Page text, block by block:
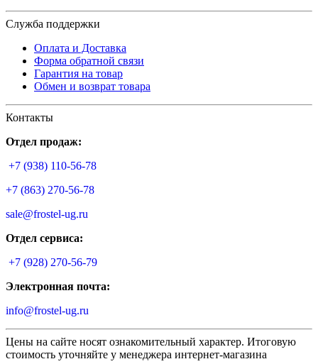
Служба поддержки
Оплата и Доставка
Форма обратной связи
Гарантия на товар
Обмен и возврат товара
Контакты
Отдел продаж:
+7 (938) 110-56-78
+7 (863) 270-56-78
sale@frostel-ug.ru
Отдел сервиса:
+7 (928) 270-56-79
Электронная почта:
info@frostel-ug.ru
Цены на сайте носят ознакомительный характер. Итоговую
стоимость уточняйте у менеджера интернет-магазина